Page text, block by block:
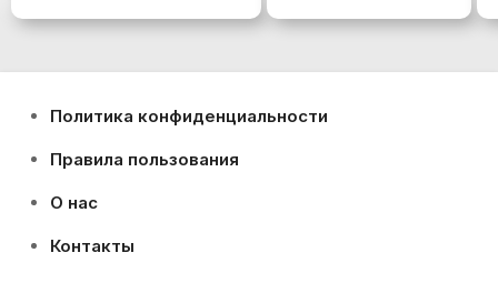
Политика конфиденциальности
Правила пользования
О нас
Контакты